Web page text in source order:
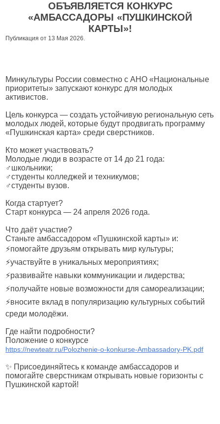
ОБЪЯВЛЯЕТСЯ КОНКУРС
«АМБАССАДОРЫ «ПУШКИНСКОЙ
КАРТЫ»!
Публикация от 13 Мая 2026.
Минкультуры России совместно с АНО «Национальные
приоритеты» запускают конкурс для молодых
активистов.
Цель конкурса — создать устойчивую региональную сеть
молодых людей, которые будут продвигать программу
«Пушкинская карта» среди сверстников.
Кто может участвовать?
Молодые люди в возрасте от 14 до 21 года:
‍♂школьники;
‍♂студенты колледжей и техникумов;
‍♂студенты вузов.
Когда стартует?
Старт конкурса — 24 апреля 2026 года.
Что даёт участие?
Станьте амбассадором «Пушкинской карты» и:
⚡помогайте друзьям открывать мир культуры;
⚡участвуйте в уникальных мероприятиях;
⚡развивайте навыки коммуникации и лидерства;
⚡получайте новые возможности для самореализации;
⚡вносите вклад в популяризацию культурных событий
среди молодёжи.
Где найти подробности?
Положение о конкурсе
https://newteatr.ru/Polozhenie-o-konkurse-Ambassadory-PK.pdf
✨ Присоединяйтесь к команде амбассадоров и
помогайте сверстникам открывать новые горизонты с
Пушкинской картой!